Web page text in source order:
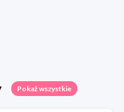
Pokaż wszystkie